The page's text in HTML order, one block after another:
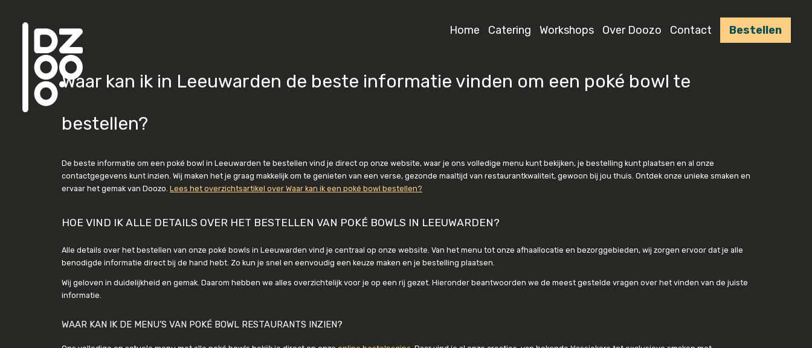
Home Catering Workshops Over Doozo Contact Bestellen
Waar kan ik in Leeuwarden de beste informatie vinden om een poké bowl te
bestellen?
De beste informatie om een poké bowl in Leeuwarden te bestellen vind je direct op onze website, waar je ons volledige menu kunt bekijken, je bestelling kunt plaatsen en al onze
contactgegevens kunt inzien. Wij maken het je graag makkelijk om te genieten van een verse, gezonde maaltijd van restaurantkwaliteit, gewoon bij jou thuis. Ontdek onze unieke smaken en
ervaar het gemak van Doozo. Lees het overzichtsartikel over Waar kan ik een poké bowl bestellen?
HOE VIND IK ALLE DETAILS OVER HET BESTELLEN VAN POKÉ BOWLS IN LEEUWARDEN?
Alle details over het bestellen van onze poké bowls in Leeuwarden vind je centraal op onze website. Van het menu tot onze afhaallocatie en bezorggebieden, wij zorgen ervoor dat je alle
benodigde informatie direct bij de hand hebt. Zo kun je snel en eenvoudig een keuze maken en je bestelling plaatsen.
Wij geloven in duidelijkheid en gemak. Daarom hebben we alles overzichtelijk voor je op een rij gezet. Hieronder beantwoorden we de meest gestelde vragen over het vinden van de juiste
informatie.
WAAR KAN IK DE MENU’S VAN POKÉ BOWL RESTAURANTS INZIEN?